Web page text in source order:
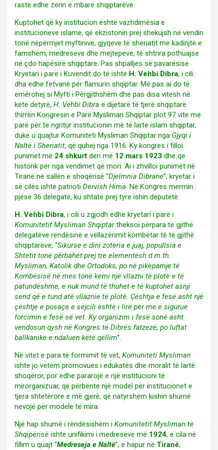
raste edhe zërin e mbarë shqiptarëve.
Kuptohet që ky institucion është vazhdimësia e
institucioneve islame, që ekzistonin prej shekujsh në vendin
tonë nëpërmjet myftinive, gjyqeve të sheriatit me kadinjtë e
famshëm, medreseve dhe mejtepeve, të shtrira pothuajse
në çdo hapësirë shqiptare. Pas shpalljes së pavarësisë
Kryetari i parë i Kuvendit do të ishte H. Vehbi Dibra, i cili
dha edhe fetvanë për flamurin shqiptar. Më pas ai do të
emërohej si Myfti i Përgjithshëm dhe pas disa vitesh në
këtë detyrë, H. Vehbi Dibra e dijetarë të tjerë shqiptarë
thirrën Kongresin e Parë Mysliman Shqiptar plot 97 vite më
parë për të ngritur institucionin më të lartë islam shqiptar,
duke u quajtur Komuniteti Mysliman Shqiptar nga Gjyqi i
Naltë i Sheriatit, që quhej nga 1916. Ky kongres i filloi
punimet më 24 shkurt deri më 12 mars 1923 dhe qe
historik për nga vendimet që mori. Ai i zhvilloi punimet në
Tiranë në sallën e shoqërisë “Djelmnia Dibrane”, kryetar i
së cilës ishte patrioti Dervish Hima. Në Kongres merrnin
pjesë 36 delegatë, ku shtatë prej tyre ishin deputetë.
H. Vehbi Dibra, i cili u zgjodh edhe kryetari i parë i
Komunitetit Mysliman Shqiptartheksoi përpara të gjithë
delegatëve rëndësinë e vëllazërimit kombëtar të të gjithë
shqiptarëve, “Sikurse e dini zotëria e juaj, popullsia e
Shtetit tonë përbahet prej tre elementësh d.m.th.
Mysliman, Katolik dhe Ortodoks, po në pikëpamje të
Kombësisë në mes tonë kemi një vllazni të plotë e të
patundëshme, e nuk mund të thuhet e të kuptohet asnji
send që e tund atë vllaznie të plotë. Çështja e fesë asht një
çështje e posaçe e sejcili është i lirë për me e sigurue
forcimin e fesë së vet. Ky organizim i fesë sonë asht
vendosun qysh në Kongres të Dibrës fatzezë, po luftat
ballkanike e ndaluen këtë qëllim”.
Në vitet e para të formimit të vet, Komuniteti Mysliman
ishte jo vetëm promovues i edukatës dhe moralit të lartë
shoqëror, por edhe pararojë e një institucioni të
mirorganizuar, që përbënte një model për institucionet e
tjera shtetërore e më gjerë, që natyrshëm kishin shumë
nevojë për modele të mira.
Një hap shumë i rëndësishëm i Komunitetit Mysliman të
Shqipërisë ishte unifikimi i medreseve më 1924, e cila në
fillim u quajt “Medreseja e Naltë”, e hapur në Tiranë,